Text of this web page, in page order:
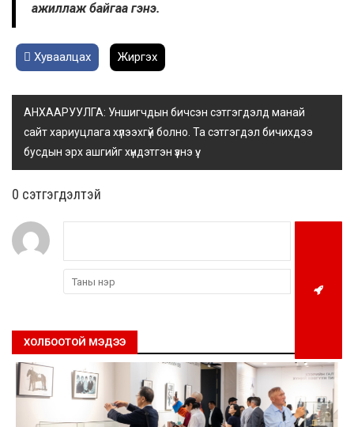
ажиллаж байгаа гэнэ.
Хуваалцах Жиргэх
АНХААРУУЛГА: Уншигчдын бичсэн сэтгэгдэлд манай
сайт хариуцлага хүлээхгүй болно. Та сэтгэгдэл бичихдээ
бусдын эрх ашгийг хүндэтгэн үзнэ үү.
0 cэтгэгдэлтэй
ХОЛБООТОЙ МЭДЭЭ